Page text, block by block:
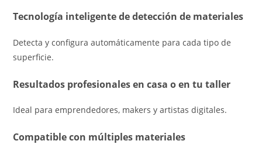
Tecnología inteligente de detección de materiales
Detecta y configura automáticamente para cada tipo de
superficie.
Resultados profesionales en casa o en tu taller
Ideal para emprendedores, makers y artistas digitales.
Compatible con múltiples materiales